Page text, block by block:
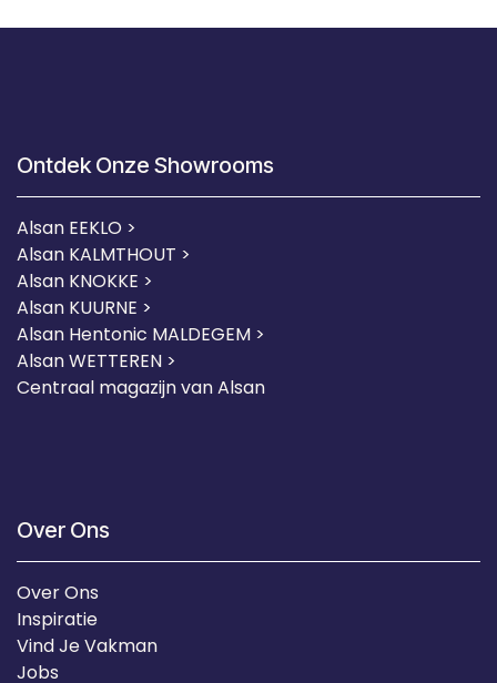
Ontdek Onze Showrooms
Alsan EEKLO >
Alsan KALMTHOUT >
Alsan KNOKKE >
Alsan KUURNE >
Alsan Hentonic MALDEGEM >
Alsan WETTEREN >
Centraal magazijn van Alsan
Over Ons
Over Ons
Inspiratie
Vind Je Vakman
Jobs